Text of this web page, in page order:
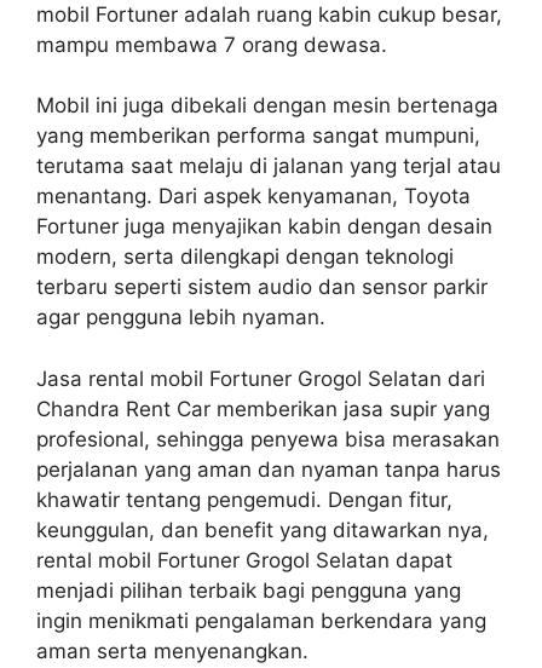
mobil Fortuner adalah ruang kabin cukup besar,
mampu membawa 7 orang dewasa.
Mobil ini juga dibekali dengan mesin bertenaga
yang memberikan performa sangat mumpuni,
terutama saat melaju di jalanan yang terjal atau
menantang. Dari aspek kenyamanan, Toyota
Fortuner juga menyajikan kabin dengan desain
modern, serta dilengkapi dengan teknologi
terbaru seperti sistem audio dan sensor parkir
agar pengguna lebih nyaman.
Jasa rental mobil Fortuner Grogol Selatan dari
Chandra Rent Car memberikan jasa supir yang
profesional, sehingga penyewa bisa merasakan
perjalanan yang aman dan nyaman tanpa harus
khawatir tentang pengemudi. Dengan fitur,
keunggulan, dan benefit yang ditawarkan nya,
rental mobil Fortuner Grogol Selatan dapat
menjadi pilihan terbaik bagi pengguna yang
ingin menikmati pengalaman berkendara yang
aman serta menyenangkan.